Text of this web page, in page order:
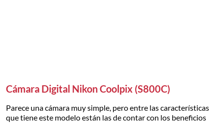
Cámara Digital Nikon Coolpix (S800C)
Parece una cámara muy simple, pero entre las características
que tiene este modelo están las de contar con los beneficios